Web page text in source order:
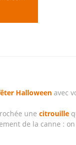
Halloween avec
une citrouille
de la canne :